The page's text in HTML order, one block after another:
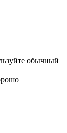
обычный